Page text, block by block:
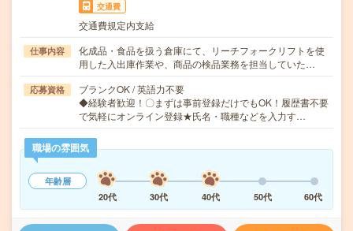
交通費
交通費規定内支給
仕事内容
化成品・食品を扱う倉庫にて、リーチフォークリフトを使
用した入出庫作業や、商品の検品業務を担当していた…
応募資格
ブランクOK / 英語力不要
◆経験者歓迎！〇まずは事前登録だけでもOK！履歴書不要
で気軽にオンライン登録★氏名・職種などを入力す…
職場の雰囲気
年齢層
20代
30代 40代 50代 60代